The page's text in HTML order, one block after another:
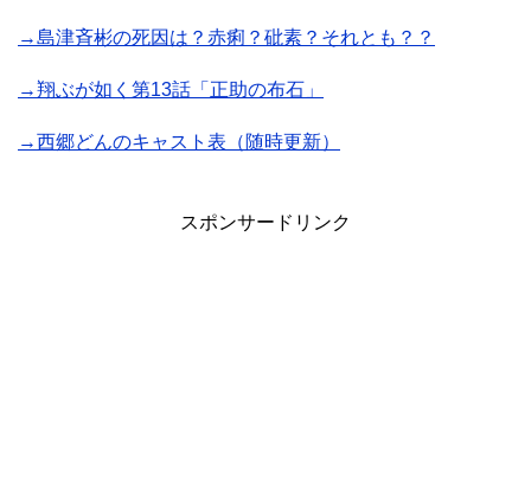
→島津斉彬の死因は？赤痢？砒素？それとも？？
→翔ぶが如く第13話「正助の布石」
→西郷どんのキャスト表（随時更新）
スポンサードリンク